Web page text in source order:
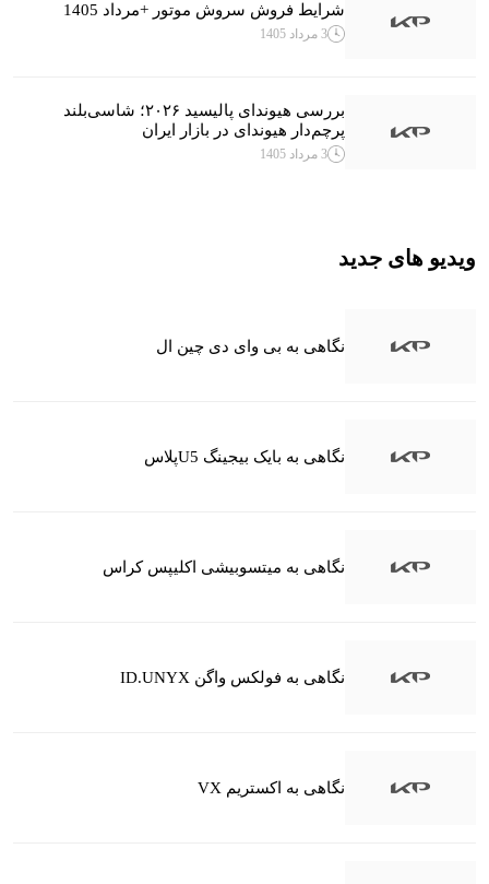
شرایط فروش سروش موتور +مرداد 1405
3 مرداد 1405
بررسی هیوندای پالیسید ۲۰۲۶؛ شاسی‌بلند
پرچم‌دار هیوندای در بازار ایران
3 مرداد 1405
ویدیو های جدید
نگاهی به بی وای دی چین ال
نگاهی به بایک بیجینگ U5پلاس
نگاهی به میتسوبیشی اکلیپس کراس
نگاهی به فولکس واگن ID.UNYX
نگاهی به اکستریم VX